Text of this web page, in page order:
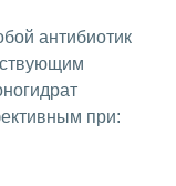
антибиотик
при: